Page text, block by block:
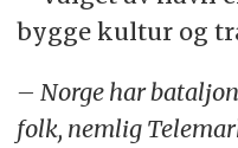
bygge kultur og
– Norge har
folk, nemlig